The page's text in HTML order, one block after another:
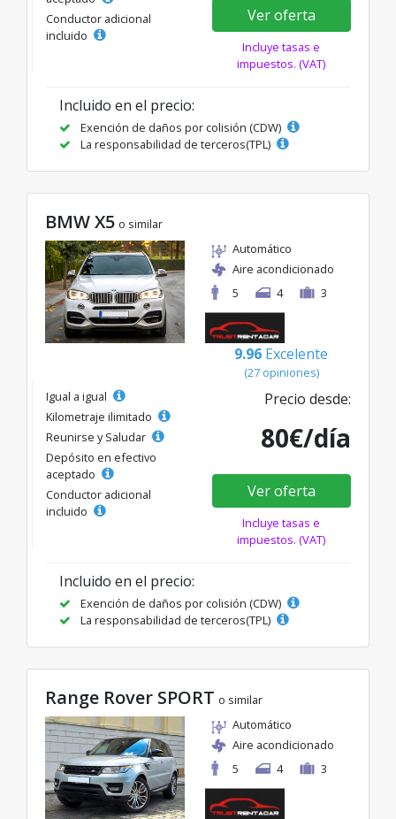
Conductor adicional
incluido
Ver oferta
Incluye tasas e
impuestos. (VAT)
Incluido en el precio:
Exención de daños por colisión (CDW)
La responsabilidad de terceros(TPL)
BMW X5 o similar
Automático
Aire acondicionado
5
4 3
9.96 Excelente
(27 opiniones)
Igual a igual
Kilometraje ilimitado
Reunirse y Saludar
Depósito en efectivo
aceptado
Conductor adicional
incluido
Precio desde:
80€/día
Ver oferta
Incluye tasas e
impuestos. (VAT)
Incluido en el precio:
Exención de daños por colisión (CDW)
La responsabilidad de terceros(TPL)
Range Rover SPORT o similar
Automático
Aire acondicionado
5
4 3